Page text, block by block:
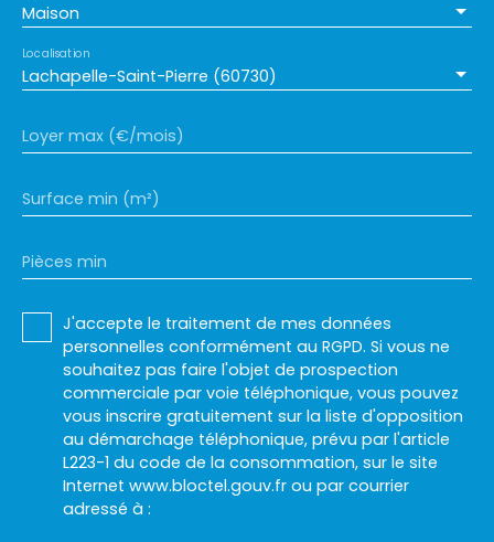
Maison
Lachapelle-Saint-Pierre (60730)
Localisation
Loyer max (€/mois)
Surface min (m²)
Pièces min
J'accepte le traitement de mes données
personnelles conformément au RGPD. Si vous ne
souhaitez pas faire l'objet de prospection
commerciale par voie téléphonique, vous pouvez
vous inscrire gratuitement sur la liste d'opposition
au démarchage téléphonique, prévu par l'article
L223-1 du code de la consommation, sur le site
Internet www.bloctel.gouv.fr ou par courrier
adressé à :